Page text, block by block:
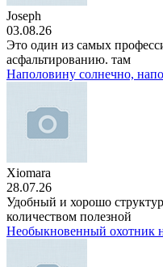
Joseph
03.08.26
Это один из самых
асфальтированию. там
Наполовину солнечно,
Xiomara
28.07.26
Удобный и хорошо
количеством полезной
Необыкновенный охотник